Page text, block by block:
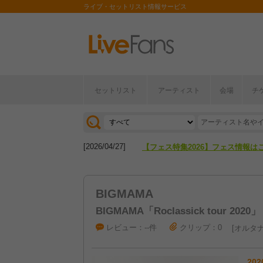
ライブ・セットリスト情報サービス
セットリスト アーティスト 会場 チ
[2026/07/28] 【ライブ動員ランキング】2026年
[2026/04/27] 【フェス特集2026】フェス情報は
BIGMAMA
BIGMAMA「Roclassick tour 2020」
レビュー：--件 クリップ：0 オルタ